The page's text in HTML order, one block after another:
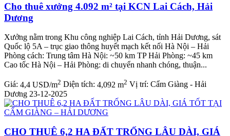
Cho thuê xưởng 4.092 m² tại KCN Lai Cách, Hải
Dương
Xưởng nằm trong Khu công nghiệp Lai Cách, tỉnh Hải Dương, sát
Quốc lộ 5A – trục giao thông huyết mạch kết nối Hà Nội – Hải
Phòng cách: Trung tâm Hà Nội: ~50 km TP Hải Phòng: ~45 km
Cao tốc Hà Nội – Hải Phòng: di chuyển nhanh chóng, thuận...
Giá: 4,4 USD/m2 Diện tích: 4,092 m2 Vị trí: Cẩm Giàng - Hải
Dương 23-12-2025
CHO THUÊ 6,2 HA ĐẤT TRỐNG LÂU DÀI, GIÁ